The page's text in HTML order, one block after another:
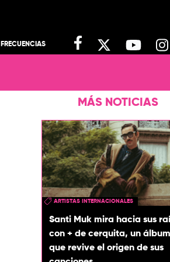
FRECUENCIAS
MÁS NOTICIAS
ARTISTAS INTERNACIONALES
Santi Muk mira hacia sus
con + de cerquita, un álbum
que revive el origen de sus